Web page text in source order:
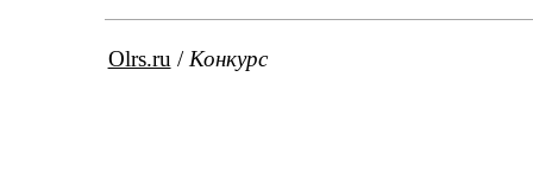
Olrs.ru / Конкурс